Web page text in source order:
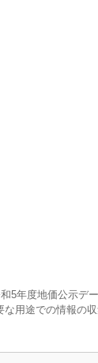
5年度地価公示デ
用途での情報の